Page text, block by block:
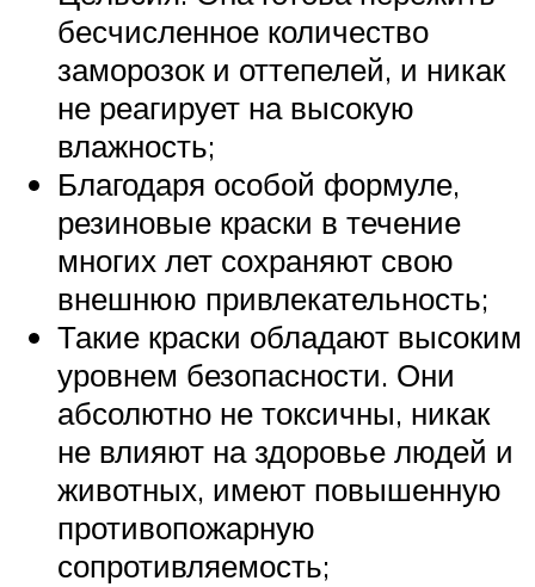
бесчисленное количество
заморозок и оттепелей, и никак
не реагирует на высокую
влажность;
Благодаря особой формуле,
резиновые краски в течение
многих лет сохраняют свою
внешнюю привлекательность;
Такие краски обладают высоким
уровнем безопасности. Они
абсолютно не токсичны, никак
не влияют на здоровье людей и
животных, имеют повышенную
противопожарную
сопротивляемость;